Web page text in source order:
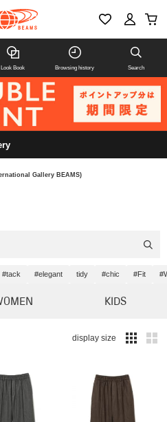
Look Book Browsing history Search
Gallery BEAMS)
#tack #elegant tidy #chic #Fit
KIDS
display size